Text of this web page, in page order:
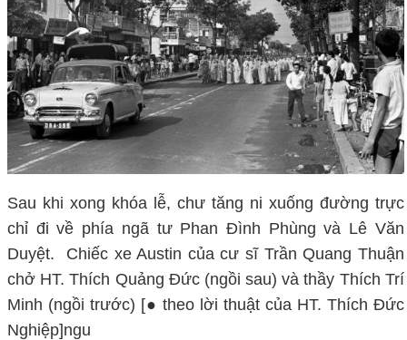
Sau khi xong khóa lễ, chư tăng ni xuống đường trực
chỉ đi về phía ngã tư Phan Đình Phùng và Lê Văn
Duyệt. Chiếc xe Austin của cư sĩ Trần Quang Thuận
chở HT. Thích Quảng Đức (ngồi sau) và thầy Thích Trí
Minh (ngồi trước) [● theo lời thuật của HT. Thích Đức
Nghiệp]ngu